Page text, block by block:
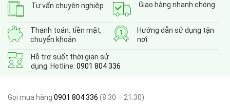
Tư vấn chuyên nghiệp Giao hàng nhanh chóng
Thanh toán: tiền mặt,
chuyển khoản
Hướng dẫn sử dụng tận
nơi
Hỗ trợ suốt thời gian sử
dụng. Hotline: 0901 804 336
Gọi mua hàng 0901 804 336 (8:30 – 21:30)